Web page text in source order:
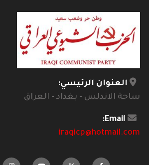
العنوان الرئيسي:
ساحة الاندلس - بغداد - العراق
Email:
iraqicp@hotmail.com